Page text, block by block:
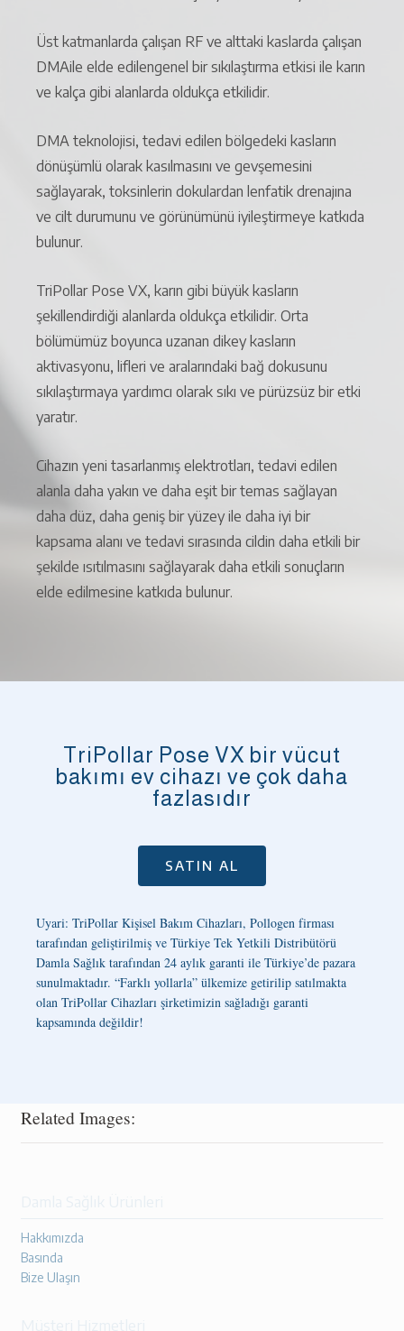
Üst katmanlarda çalışan RF ve alttaki kaslarda çalışan
DMAile elde edilengenel bir sıkılaştırma etkisi ile karın
ve kalça gibi alanlarda oldukça etkilidir.
DMA teknolojisi, tedavi edilen bölgedeki kasların
dönüşümlü olarak kasılmasını ve gevşemesini
sağlayarak, toksinlerin dokulardan lenfatik drenajına
ve cilt durumunu ve görünümünü iyileştirmeye katkıda
bulunur.
TriPollar Pose VX, karın gibi büyük kasların
şekillendirdiği alanlarda oldukça etkilidir. Orta
bölümümüz boyunca uzanan dikey kasların
aktivasyonu, lifleri ve aralarındaki bağ dokusunu
sıkılaştırmaya yardımcı olarak sıkı ve pürüzsüz bir etki
yaratır.
Cihazın yeni tasarlanmış elektrotları, tedavi edilen
alanla daha yakın ve daha eşit bir temas sağlayan
daha düz, daha geniş bir yüzey ile daha iyi bir
kapsama alanı ve tedavi sırasında cildin daha etkili bir
şekilde ısıtılmasını sağlayarak daha etkili sonuçların
elde edilmesine katkıda bulunur.
TriPollar Pose VX bir vücut
bakımı ev cihazı ve çok daha
fazlasıdır
SATIN AL
Uyari: TriPollar Kişisel Bakım Cihazları, Pollogen firması
tarafından geliştirilmiş ve Türkiye Tek Yetkili Distribütörü
Damla Sağlık tarafından 24 aylık garanti ile Türkiye’de pazara
sunulmaktadır. “Farklı yollarla” ülkemize getirilip satılmakta
olan TriPollar Cihazları şirketimizin sağladığı garanti
kapsamında değildir!
Related Images:
Hakkımızda
Basında
Bize Ulaşın